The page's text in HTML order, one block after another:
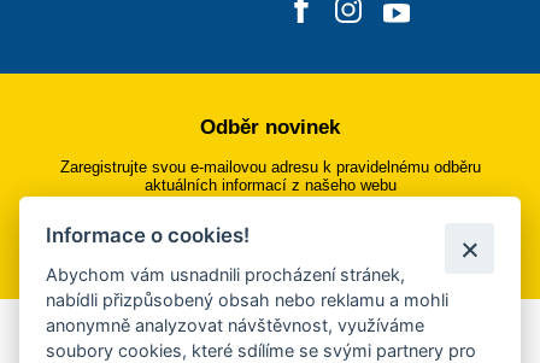
Odběr novinek
Zaregistrujte svou e-mailovou adresu k pravidelnému odběru
aktuálních informací z našeho webu
Přihlásit se k odběru
Aplikace Mobilní rozhlas
Informace o cookies!
Abychom vám usnadnili procházení stránek,
nabídli přizpůsobený obsah nebo reklamu a mohli
anonymně analyzovat návštěvnost, využíváme
soubory cookies, které sdílíme se svými partnery pro